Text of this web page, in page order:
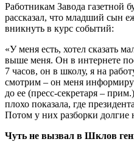
Работникам Завода газетной
рассказал, что младший сын
вникнуть в курс событий:
«У меня есть, хотел сказать
выше меня. Он в интернете
7 часов, он в школу, я на
смотрим – он меня
до ее (пресс-секретаря –
плохо показала, где
Потом у них разборки долгие
Чуть не вызвал в Шклов